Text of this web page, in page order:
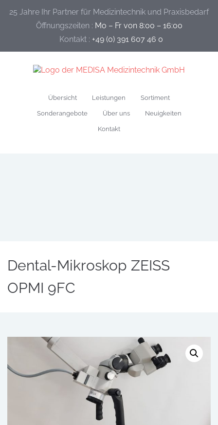
25 Jahre Ihr Partner für Medizintechnik und Praxisbedarf
Öffnungszeiten : Mo – Fr von 8:00 – 16:00
Kontakt : +49 (0) 391 607 46 0
Übersicht Leistungen Sortiment
Sonderangebote Über uns Neuigkeiten
Kontakt
Dental-Mikroskop ZEISS
OPMI 9FC